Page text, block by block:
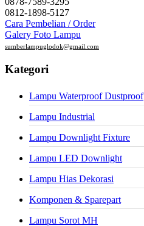
0812-1898-5127
Cara Pembelian / Order
Galery Foto Lampu
sumberlampuglodok@gmail.com
Kategori
Lampu Waterproof Dustproof
Lampu Industrial
Lampu Downlight Fixture
Lampu LED Downlight
Lampu Hias Dekorasi
Komponen & Sparepart
Lampu Sorot MH